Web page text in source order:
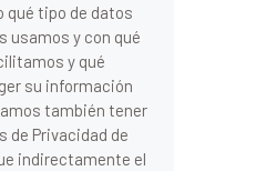
qué tipo de datos
usamos y con qué
y qué
su información
también tener
de Privacidad de
indirectamente el